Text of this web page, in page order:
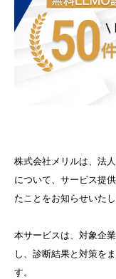
株式会社メリルは、法
について、サービス提
たことをお知らせいたし
本サービスは、対象企
し、診断結果と対策を
す。